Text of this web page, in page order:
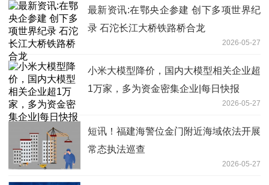
最新资讯:在鄂央企参建 创下多项世界纪
录 石沱长江大桥铁路桥合龙
2026-05-27
小米大模型降价，国内大模型相关企业超
1万家，多为资金密集企业|每日快报
2026-05-27
短讯！福建海警位金门附近海域依法开展
常态执法巡查
2026-05-27